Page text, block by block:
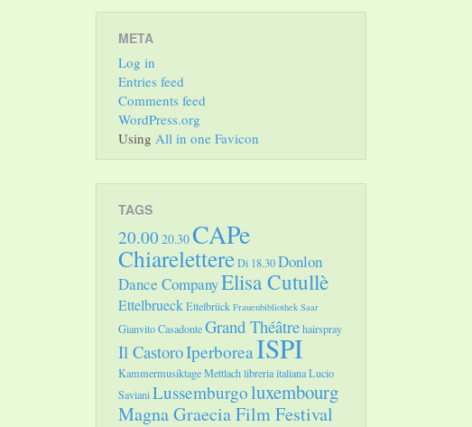
META
Log in
Entries feed
Comments feed
WordPress.org
Using All in one Favicon
TAGS
20.00 20.30CAPe
ChiarelettereDi 18.30Donlon
Dance CompanyElisa Cutullè
EttelbrueckEttelbrück Frauenbibliothek Saar
Gianvito CasadonteGrand Théâtrehairspray
Il CastoroIperboreaISPI
Kammermusiktage Mettlachlibreria italianaLucio
SavianiLussemburgoluxembourg
Magna Graecia Film Festival